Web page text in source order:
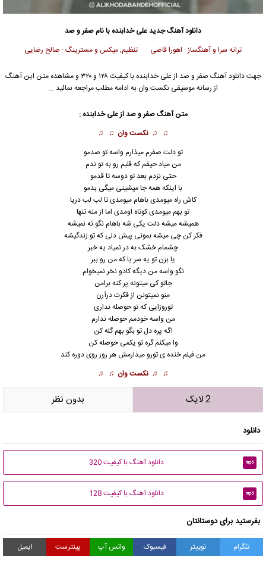
دانلود آهنگ جدیدعلی خدابنده با نام صفر و صد
ترانه سرا و آهنگساز : اهورا قاضی تنظیم, میکس و مسترینگ : صالح رضایی
جهت دانلود آهنگ صفر و صد ازعلی خدابنده
با کیفیت ۱۲۸ و ۳۲۰ و مشاهده متن این آهنگ
از رسانه موسیقی نکست وان به ادامه مطلب مراجعه نمائید …
متن آهنگ صفر و صد ازعلی خدابنده :
♫ ♫ نکست وان ♫ ♫
تو‌ دلت صفرم میذارم واسه تو صدمو
من میاد حیفم که قلبم رو به تو ندم
حتی نزدم بعد تو دوسه تا قدمو
با اینکه همه جا میشینی میگی بدمو
کاش راه میومدی باهام میومدی تا لب لب دریا
تو بهم میومدی کوتاه اومدی اما از منه تنها
همیشه میشه دلت یکی شه باهام نگو نه نمیشه
فکر کن چی میشه بمونی پیش دلی که تو زندگیشه
چشمام خشک به در نمیاد یه خبر
یا بزن تو یه سر یا که من رو ببر
نگو واسه من دیگه کادو نخر نمیخوام
جاتو کی میتونه پر کنه برامن
منو نمیتونن از فکرت درآرن
توروزایی که تو حوصله نداری
من واسه خودمم حوصله ندارم
اگه پره دل تو بگو بهم گله کن
وا میکنم گره تو یکمی حوصله کن
من فیلم خنده ی تورو میذارمش هر روز روی دوره کند
♫ ♫ نکست وان ♫ ♫
2 لایک بدون نظر
دانلود
mp3 دانلود آهنگ با کیفیت 320
mp3 دانلود آهنگ با کیفیت 128
بفرستید برای دوستانتان
تلگرام توییتر فیسبوک واتس آپ پینترست ایمیل